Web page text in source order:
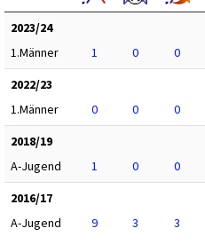
2023/24
1.Männer
1 0 0
2022/23
1.Männer
0 0 0
2018/19
A-Jugend
1 0 0
2016/17
A-Jugend
9 3 3